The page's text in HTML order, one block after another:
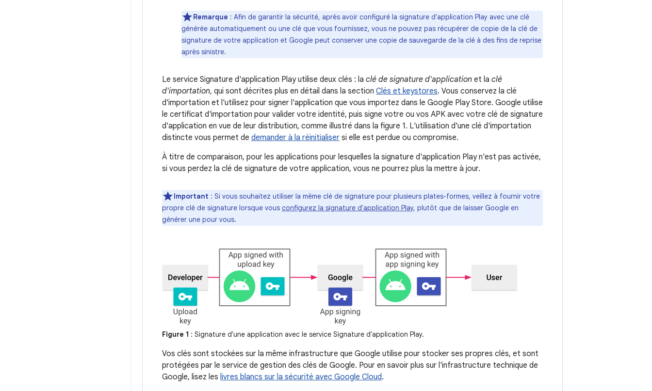
Remarque : Afin de garantir la sécurité, après avoir configuré la signature d'application Play avec une clé
générée automatiquement ou une clé que vous fournissez, vous ne pouvez pas récupérer de copie de la clé de
signature de votre application et Google peut conserver une copie de sauvegarde de la clé à des fins de reprise
après sinistre.
Le service Signature d'application Play utilise deux clés : la clé de signature d'application et la clé
d'importation, qui sont décrites plus en détail dans la section Clés et keystores. Vous conservez la clé
d'importation et l'utilisez pour signer l'application que vous importez dans le Google Play Store. Google utilise
le certificat d'importation pour valider votre identité, puis signe votre ou vos APK avec votre clé de signature
d'application en vue de leur distribution, comme illustré dans la figure 1. L'utilisation d'une clé d'importation
distincte vous permet de demander à la réinitialiser si elle est perdue ou compromise.
À titre de comparaison, pour les applications pour lesquelles la signature d'application Play n'est pas activée,
si vous perdez la clé de signature de votre application, vous ne pourrez plus la mettre à jour.
Important : Si vous souhaitez utiliser la même clé de signature pour plusieurs plates-formes, veillez à fournir votre
propre clé de signature lorsque vous configurez la signature d'application Play, plutôt que de laisser Google en
générer une pour vous.
Figure 1 : Signature d'une application avec le service Signature d'application Play.
Vos clés sont stockées sur la même infrastructure que Google utilise pour stocker ses propres clés, et sont
protégées par le service de gestion des clés de Google. Pour en savoir plus sur l'infrastructure technique de
Google, lisez les livres blancs sur la sécurité avec Google Cloud.